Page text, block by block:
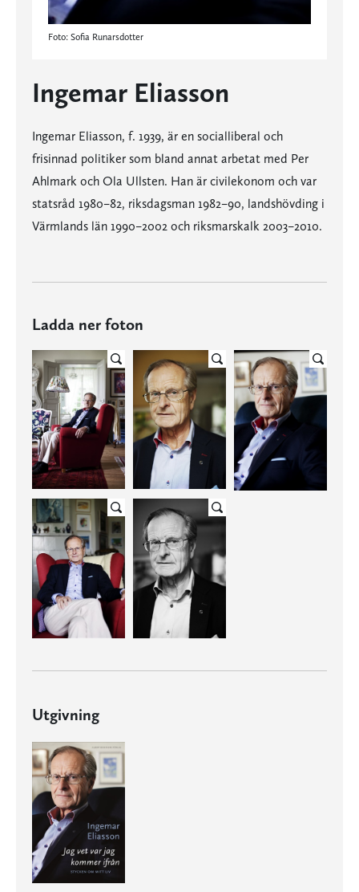
Foto: Sofia Runarsdotter
Ingemar Eliasson
Ingemar Eliasson, f. 1939, är en socialliberal och
frisinnad politiker som bland annat arbetat med Per
Ahlmark och Ola Ullsten. Han är civilekonom och var
statsråd 1980–82, riksdagsman 1982–90, landshövding i
Värmlands län 1990–2002 och riksmarskalk 2003–2010.
Ladda ner foton
Utgivning